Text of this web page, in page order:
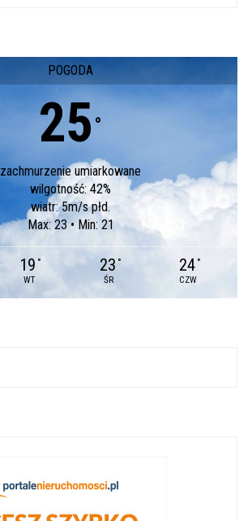
POGODA
25 °
zachmurzenie umiarkowane
wilgotność: 42%
wiatr: 5m/s płd.
Max: 23 • Min: 21
19 °
WT
23 °
ŚR
24 °
CZW